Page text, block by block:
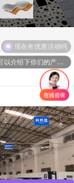
现在有优惠活动吗